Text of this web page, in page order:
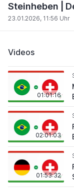
Steinheben |
23.01.2026, 11:56 Uhr
Videos
01:01:16
02:01:03
01:53:32